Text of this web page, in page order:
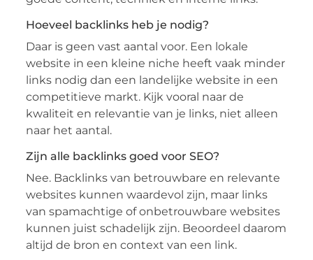
Hoeveel backlinks heb je nodig?
Daar is geen vast aantal voor. Een lokale
website in een kleine niche heeft vaak minder
links nodig dan een landelijke website in een
competitieve markt. Kijk vooral naar de
kwaliteit en relevantie van je links, niet alleen
naar het aantal.
Zijn alle backlinks goed voor SEO?
Nee. Backlinks van betrouwbare en relevante
websites kunnen waardevol zijn, maar links
van spamachtige of onbetrouwbare websites
kunnen juist schadelijk zijn. Beoordeel daarom
altijd de bron en context van een link.